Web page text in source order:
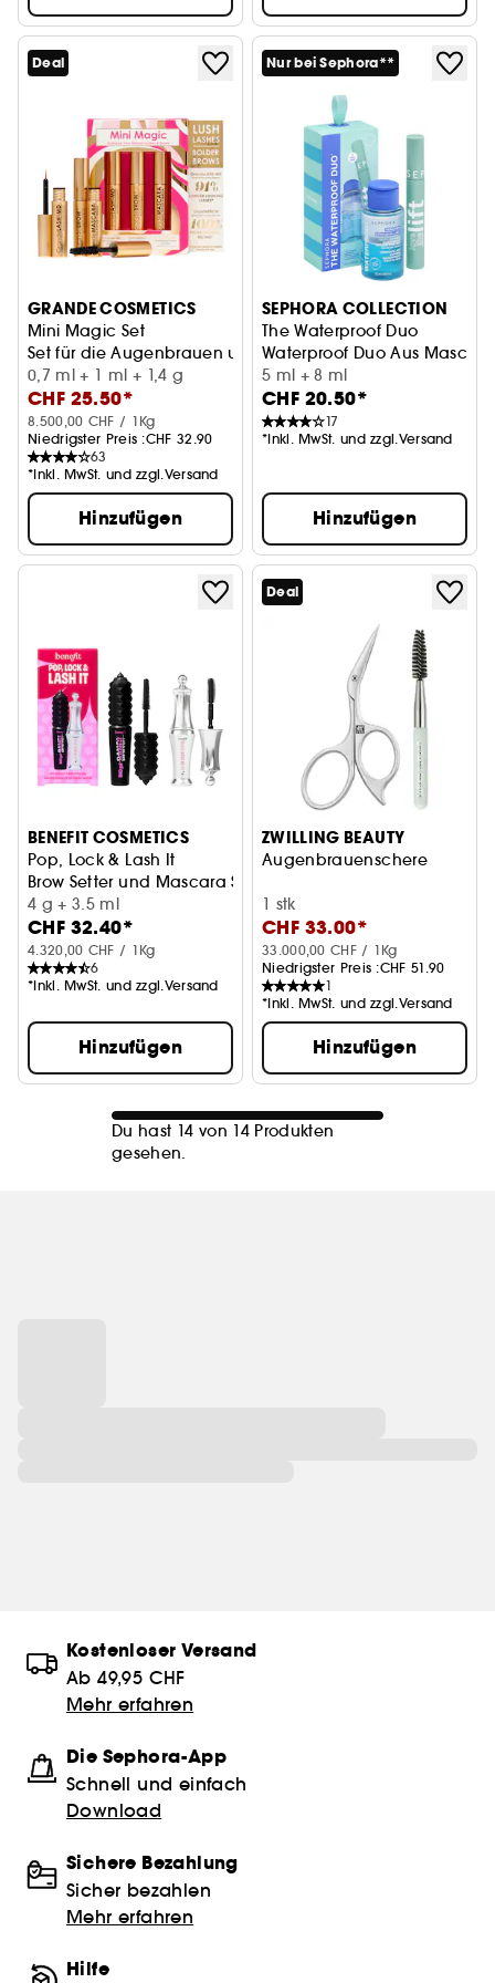
Deal
GRANDE COSMETICS
Mini Magic Set
Set für die Augenbrauen und Wimpern
0,7 ml + 1 ml + 1,4 g
CHF 25.50*
8.500,00 CHF / 1Kg
Niedrigster Preis :CHF 32.90
63
*Inkl. MwSt. und zzgl.Versand
Hinzufügen
Nur bei Sephora**
SEPHORA COLLECTION
The Waterproof Duo
Waterproof Duo Aus
5 ml + 8 ml
CHF 20.50*
17
*Inkl. MwSt. und zzgl.Versand
Hinzufügen
BENEFIT COSMETICS
Pop, Lock & Lash It
Brow Setter und Mascara Set
4 g + 3.5 ml
CHF 32.40*
4.320,00 CHF / 1Kg
6
*Inkl. MwSt. und zzgl.Versand
Hinzufügen
Deal
ZWILLING BEAUTY
Augenbrauenschere
1 stk
CHF 33.00*
33.000,00 CHF / 1Kg
Niedrigster Preis :CHF 51.90
1
*Inkl. MwSt. und zzgl.Versand
Hinzufügen
Du hast 14 von 14 Produkten
gesehen.
Kostenloser Versand
Ab 49,95 CHF
Mehr erfahren
Die Sephora-App
Schnell und einfach
Download
Sichere Bezahlung
Sicher bezahlen
Mehr erfahren
Hilfe